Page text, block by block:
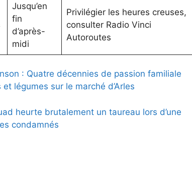
Jusqu’en
fin
d’après-
midi
Privilégier les heures creuses,
consulter Radio Vinci
Autoroutes
: Quatre décennies de passion familiale
légumes sur le marché d’Arles
heurte brutalement un taureau lors d’une
condamnés